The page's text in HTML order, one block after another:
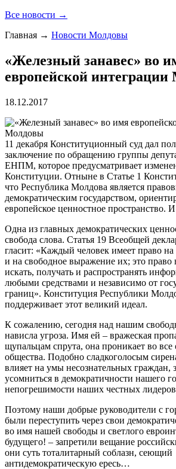
Все новости →
Главная → Новости Молдовы
«Железный занавес» во
европейской
18.12.2017
11 декабря Конституционный суд дал
заключение по обращению группы
ЕНПМ, которое предусматривает
Конституции. Отныне в Статье 1
что Республика Молдова является
демократическим государством,
европейское ценностное пространство.
Одна из главных демократических
свобода слова. Статья 19 Всеобщей
гласит: «Каждый человек имеет право
и на свободное выражение их; это
искать, получать и распространять
любыми средствами и независимо от
границ». Конституция Республики
поддерживает этот великий идеал.
К сожалению, сегодня над нашим
нависла угроза. Имя ей – вражеская
щупальцам спрута, она проникает во
общества. Подобно сладкоголосым
влияет на умы несознательных граждан,
усомниться в демократичности нашего
непогрешимости наших честных
Поэтому наши добрые руководители с
были переступить через свои
во имя нашей свободы и светлого
будущего! – запретили вещание
они суть тоталитарный соблазн, сеющий
антидемократическую ересь…